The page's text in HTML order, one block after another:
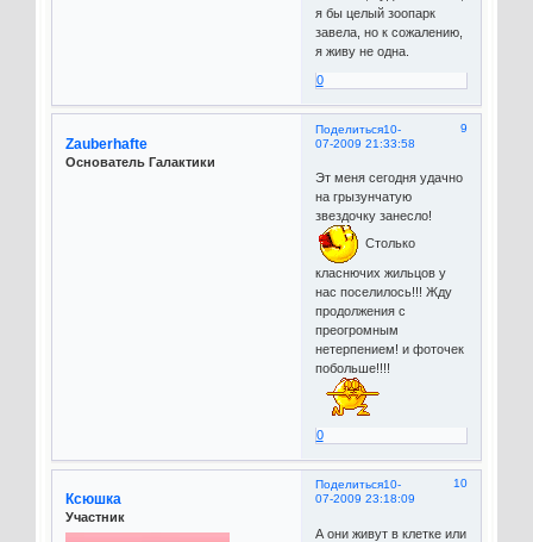
я бы целый зоопарк
завела, но к сожалению,
я живу не одна.
0
Поделиться 9
10-
07-2009 21:33:58
Zauberhafte
Основатель Галактики
Эт меня сегодня удачно
на грызунчатую
звездочку занесло!
Столько
класнючих жильцов у
нас поселилось!!! Жду
продолжения с
преогромным
нетерпением! и фоточек
побольше!!!!
0
Поделиться 10
10-
07-2009 23:18:09
Ксюшка
Участник
А они живут в клетке или